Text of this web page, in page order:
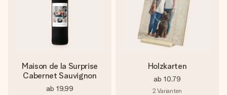
Maison de la Surprise
Cabernet Sauvignon
ab 19,99
Holzkarten
ab 10,79
2 Varianten